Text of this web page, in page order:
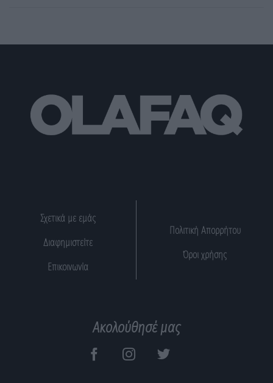
Σχετικά με εμάς
Διαφημιστείτε
Επικοινωνία
Πολιτική Απορρήτου
Όροι χρήσης
Ακολούθησέ μας